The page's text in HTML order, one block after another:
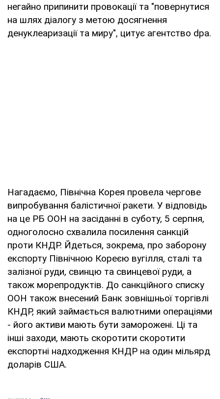
негайно припинити провокації та "повернутися
на шлях діалогу з метою досягнення
денуклеаризації та миру", цитує агентство dpa.
Нагадаємо, Північна Корея провела чергове
випробування балістичної ракети. У відповідь
на це РБ ООН на засіданні в суботу, 5 серпня,
одноголосно схвалила посилення санкцій
проти КНДР. Йдеться, зокрема, про заборону
експорту Північною Кореєю вугілля, сталі та
залізної руди, свинцю та свинцевої руди, а
також морепродуктів. До санкційного списку
ООН також внесений Банк зовнішньої торгівлі
КНДР, який займається валютними операціями
- його активи мають бути заморожені. Ці та
інші заходи, мають скоротити скоротити
експортні надходження КНДР на один мільярд
доларів США.